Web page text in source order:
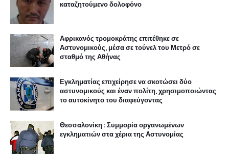
καταζητούμενο δολοφόνο
Αφρικανός τρομοκράτης επιτέθηκε σε
Αστυνομικούς, μέσα σε τούνελ του Μετρό σε
σταθμό της Αθήνας
Εγκληματίας επιχείρησε να σκοτώσει δύο
αστυνομικούς και έναν πολίτη, χρησιμοποιώντας
το αυτοκίνητο του διαφεύγοντας
Θεσσαλονίκη : Συμμορία οργανωμένων
εγκληματιών στα χέρια της Αστυνομίας